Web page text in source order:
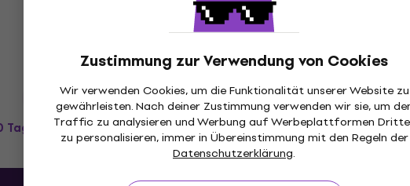
Zustimmung zur Verwendung von Cookies
Wir verwenden Cookies, um die Funktionalität unserer Website zu
gewährleisten. Nach deiner Zustimmung verwenden wir sie, um
Traffic zu analysieren und Werbung auf Werbeplattformen
zu personalisieren, immer in Übereinstimmung mit den Regeln der
Datenschutzerklärung.
Tage Rückgaberecht Versand gratisvon 149 € Über 3